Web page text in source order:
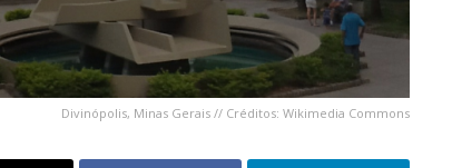
Divinópolis, Minas Gerais // Créditos: Wikimedia Commons